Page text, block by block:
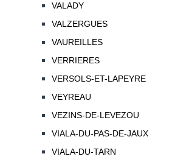
VALADY
VALZERGUES
VAUREILLES
VERRIERES
VERSOLS-ET-LAPEYRE
VEYREAU
VEZINS-DE-LEVEZOU
VIALA-DU-PAS-DE-JAUX
VIALA-DU-TARN